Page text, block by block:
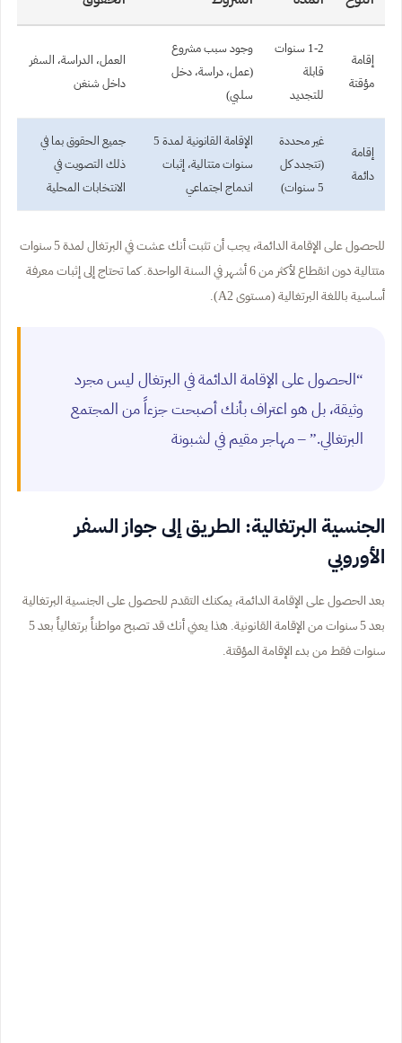
إقامة
مؤقتة
1-2 سنوات
قابلة
للتجديد
وجود سبب مشروع
(عمل، دراسة، دخل
سلبي)
العمل، الدراسة، السفر
داخل شنغن
إقامة
دائمة
غير محددة
(تتجدد كل
5 سنوات)
الإقامة القانونية لمدة 5
سنوات متتالية، إثبات
اندماج اجتماعي
جميع الحقوق بما في
ذلك التصويت في
الانتخابات المحلية
للحصول على الإقامة الدائمة، يجب أن تثبت أنك عشت في البرتغال لمدة 5 سنوات
متتالية دون انقطاع لأكثر من 6 أشهر في السنة الواحدة. كما تحتاج إلى إثبات معرفة
أساسية باللغة البرتغالية (مستوى A2).
“الحصول على الإقامة الدائمة في البرتغال ليس مجرد
وثيقة، بل هو اعتراف بأنك أصبحت جزءاً من المجتمع
البرتغالي.” – مهاجر مقيم في لشبونة
الجنسية البرتغالية: الطريق إلى جواز السفر
الأوروبي
بعد الحصول على الإقامة الدائمة، يمكنك التقدم للحصول على الجنسية البرتغالية
بعد 5 سنوات من الإقامة القانونية. هذا يعني أنك قد تصبح مواطناً برتغالياً بعد 5
سنوات فقط من بدء الإقامة المؤقتة.